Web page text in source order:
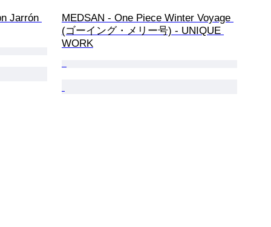
Jarrón
MEDSAN - One Piece Winter Voyage
(ゴーイング・メリー号) - UNIQUE
WORK